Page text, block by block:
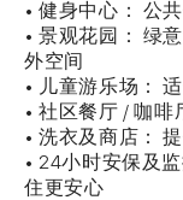
• 健身中心： 公
• 景观花园： 绿
外空间
• 儿童游乐场：
• 社区餐厅 / 咖
• 洗衣及商店：
• 24小时安保及
住更安心